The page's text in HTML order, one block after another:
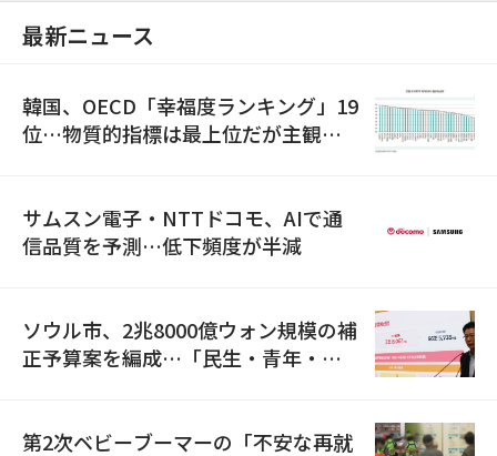
最新ニュース
韓国、OECD「幸福度ランキング」19
位…物質的指標は最上位だが主観的
サムスン電子・NTTドコモ、AIで通
信品質を予測…低下頻度が半減
ソウル市、2兆8000億ウォン規模の補
正予算案を編成…「民生・青年・安
第2次ベビーブーマーの「不安な再就